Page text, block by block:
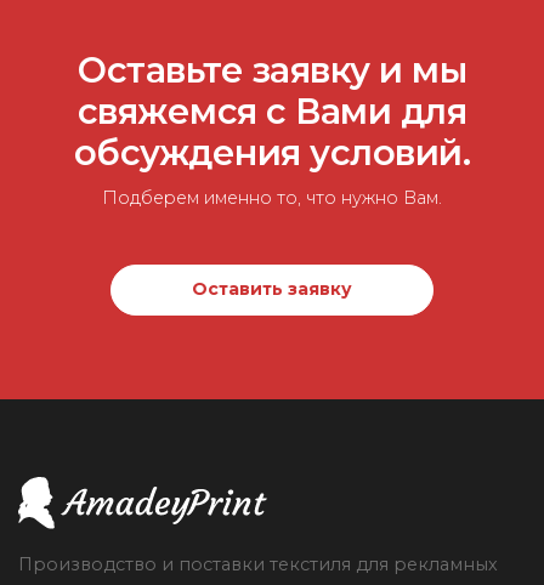
Оставьте заявку и мы
свяжемся с Вами для
обсуждения условий.
Подберем именно то, что нужно Вам.
Оставить заявку
Производство и поставки текстиля для рекламных